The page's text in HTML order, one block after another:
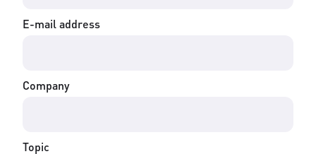
E-mail address
Company
Topic